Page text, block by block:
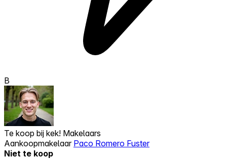
B
Te koop bij kek! Makelaars
Aankoopmakelaar Paco Romero Fuster
Niet te koop